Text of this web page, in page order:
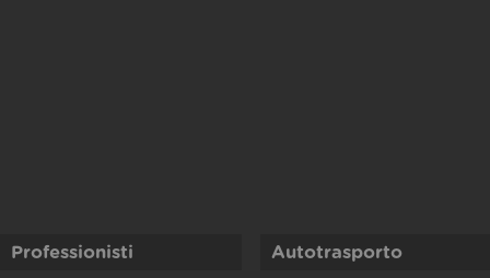
Professionisti Autotrasporto